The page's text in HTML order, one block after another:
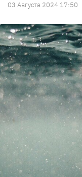
03 Августа 2024 17:50